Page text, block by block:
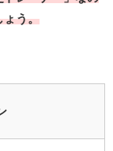
ょう。